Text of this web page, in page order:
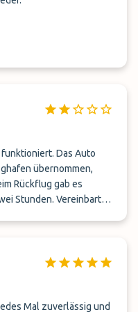
Das Auto
übernommen,
Rückflug gab es
Stunden. Vereinbart
konnten.Trotzdem
unhöflichen Ton
musst dein Auto
Mal zuverlässig und